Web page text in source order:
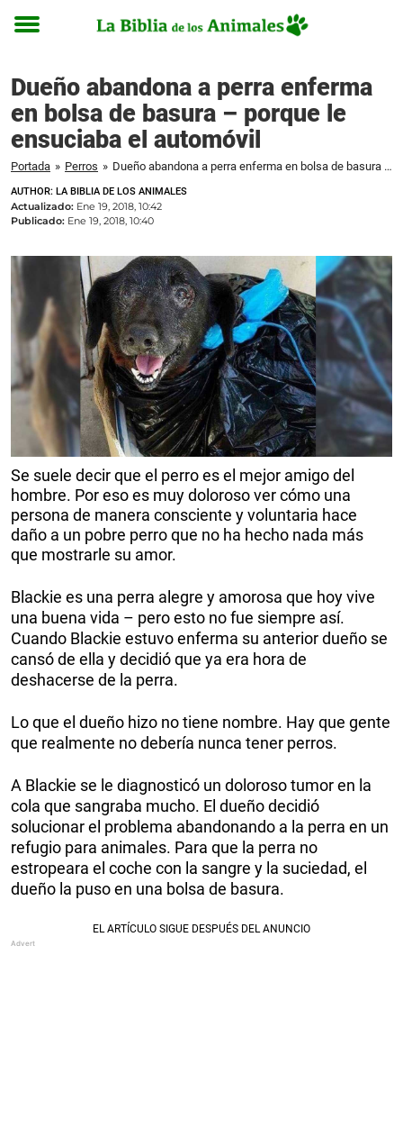
Toggle
Dueño abandona a perra enferma
en bolsa de basura – porque le
ensuciaba el automóvil
Portada » Perros » Dueño abandona a perra enferma en bolsa de basura – porque le ensuciaba el automóvil
AUTHOR: LA BIBLIA DE LOS ANIMALES
Actualizado: Ene 19, 2018, 10:42
Publicado: Ene 19, 2018, 10:40
Se suele decir que el perro es el mejor amigo del
hombre. Por eso es muy doloroso ver cómo una
persona de manera consciente y voluntaria hace
daño a un pobre perro que no ha hecho nada más
que mostrarle su amor.
Blackie es una perra alegre y amorosa que hoy vive
una buena vida – pero esto no fue siempre así.
Cuando Blackie estuvo enferma su anterior dueño se
cansó de ella y decidió que ya era hora de
deshacerse de la perra.
Lo que el dueño hizo no tiene nombre. Hay que gente
que realmente no debería nunca tener perros.
A Blackie se le diagnosticó un doloroso tumor en la
cola que sangraba mucho. El dueño decidió
solucionar el problema abandonando a la perra en un
refugio para animales. Para que la perra no
estropeara el coche con la sangre y la suciedad, el
dueño la puso en una bolsa de basura.